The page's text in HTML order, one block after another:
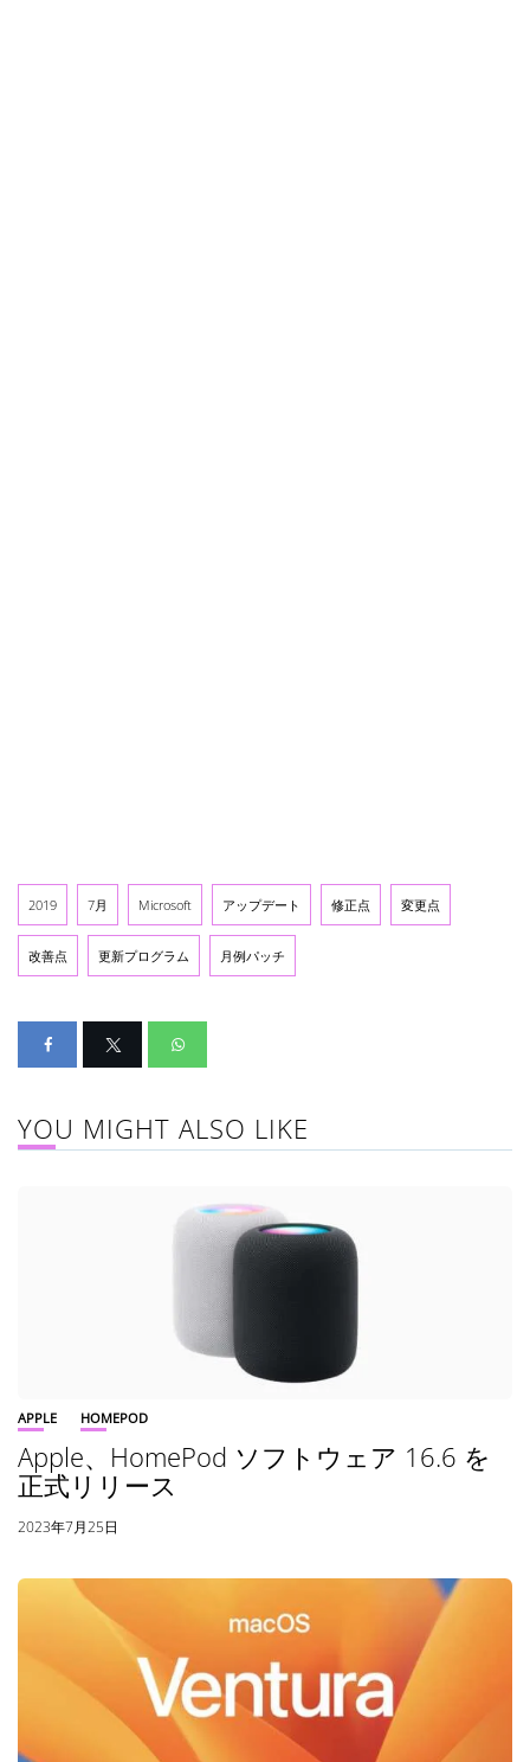
2019 7月 Microsoft アップデート 修正点 変更点
改善点 更新プログラム 月例パッチ
YOU MIGHT ALSO LIKE
APPLE HOMEPOD
Apple、HomePod ソフトウェア 16.6 を
正式リリース
2023年7月25日